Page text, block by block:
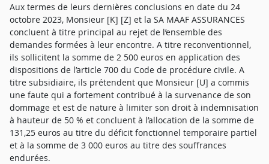
Aux termes de leurs dernières conclusions en date du 24
octobre 2023, Monsieur [K] [Z] et la SA MAAF ASSURANCES
concluent à titre principal au rejet de l’ensemble des
demandes formées à leur encontre. A titre reconventionnel,
ils sollicitent la somme de 2 500 euros en application des
dispositions de l’article 700 du Code de procédure civile. A
titre subsidiaire, ils prétendent que Monsieur [U] a commis
une faute qui a fortement contribué à la survenance de son
dommage et est de nature à limiter son droit à indemnisation
à hauteur de 50 % et concluent à l’allocation de la somme de
131,25 euros au titre du déficit fonctionnel temporaire partiel
et à la somme de 3 000 euros au titre des souffrances
endurées.